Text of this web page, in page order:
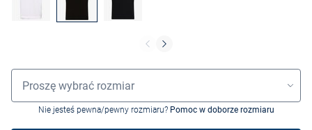
Wybór rozmiaru
Proszę wybrać rozmiar
Nie jesteś pewna/pewny rozmiaru? Pomoc w doborze rozmiaru